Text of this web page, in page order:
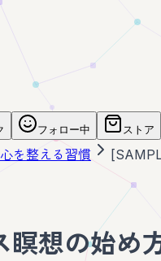
フォロー中 ストア
を整える習慣
想の始め